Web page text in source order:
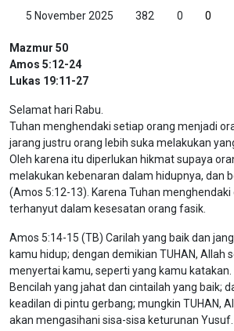
5 November 2025 382 0 0
Mazmur 50
Amos 5:12-24
Lukas 19:11-27
Selamat hari Rabu.
Tuhan menghendaki setiap orang menjadi
jarang justru orang lebih suka melakukan
Oleh karena itu diperlukan hikmat supaya
melakukan kebenaran dalam hidupnya, dan
(Amos 5:12-13). Karena Tuhan
terhanyut dalam kesesatan orang fasik.
Amos 5:14-15 (TB) Carilah yang baik dan
kamu hidup; dengan demikian TUHAN, Allah
menyertai kamu, seperti yang kamu katakan.
Bencilah yang jahat dan cintailah yang baik;
keadilan di pintu gerbang; mungkin TUHAN,
akan mengasihani sisa-sisa keturunan Yusuf.